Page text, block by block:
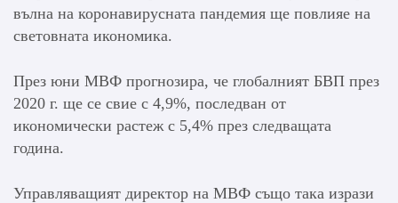
вълна на коронавирусната пандемия ще повлияе на
световната икономика.
През юни МВФ прогнозира, че глобалният БВП през
2020 г. ще се свие с 4,9%, последван от
икономически растеж с 5,4% през следващата
година.
Управляващият директор на МВФ също така изрази